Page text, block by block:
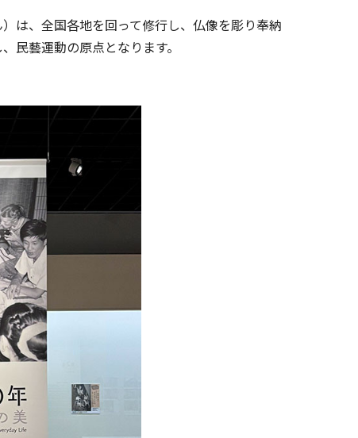
は、全国各地を回って修行し、仏像を彫り奉納
民藝運動の原点となります。